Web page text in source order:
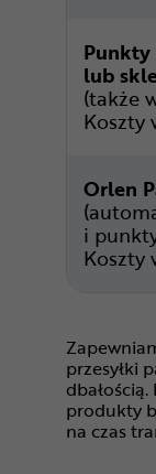
Punkty
lub
(także
Koszty
Orlen
i
Koszty
przesyłki
produkty
na czas